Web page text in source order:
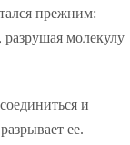
прежним:
молекулу
и
ее.